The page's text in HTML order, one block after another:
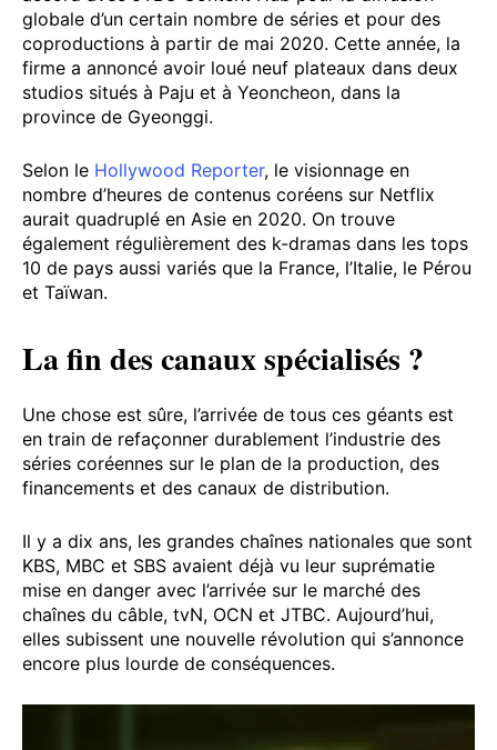
globale d’un certain nombre de séries et pour des
coproductions à partir de mai 2020. Cette année, la
firme a annoncé avoir loué neuf plateaux dans deux
studios situés à Paju et à Yeoncheon, dans la
province de Gyeonggi.
Selon le Hollywood Reporter, le visionnage en
nombre d’heures de contenus coréens sur Netflix
aurait quadruplé en Asie en 2020. On trouve
également régulièrement des k-dramas dans les tops
10 de pays aussi variés que la France, l’Italie, le Pérou
et Taïwan.
La fin des canaux spécialisés ?
Une chose est sûre, l’arrivée de tous ces géants est
en train de refaçonner durablement l’industrie des
séries coréennes sur le plan de la production, des
financements et des canaux de distribution.
Il y a dix ans, les grandes chaînes nationales que sont
KBS, MBC et SBS avaient déjà vu leur suprématie
mise en danger avec l’arrivée sur le marché des
chaînes du câble, tvN, OCN et JTBC. Aujourd’hui,
elles subissent une nouvelle révolution qui s’annonce
encore plus lourde de conséquences.